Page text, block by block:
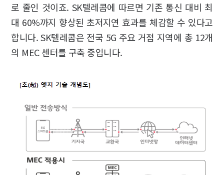
로 줄인 것이죠. SK텔레콤에 따르면 기존 통신 대비 최
대 60%까지 향상된 초저지연 효과를 체감할 수 있다고
합니다. SK텔레콤은 전국 5G 주요 거점 지역에 총 12개
의 MEC 센터를 구축 중입니다.